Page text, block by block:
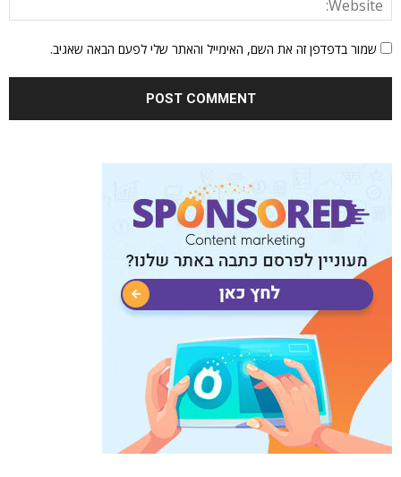
שמור בדפדפן זה את השם, האימייל והאתר שלי לפעם הבאה שאגיב.